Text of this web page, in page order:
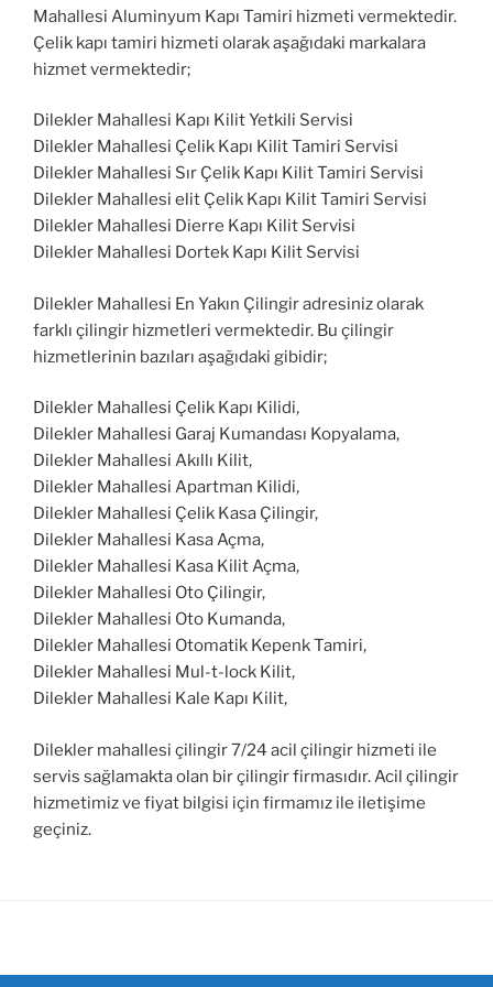
Mahallesi Aluminyum Kapı Tamiri hizmeti vermektedir.
Çelik kapı tamiri hizmeti olarak aşağıdaki markalara
hizmet vermektedir;
Dilekler Mahallesi Kapı Kilit Yetkili Servisi
Dilekler Mahallesi Çelik Kapı Kilit Tamiri Servisi
Dilekler Mahallesi Sır Çelik Kapı Kilit Tamiri Servisi
Dilekler Mahallesi elit Çelik Kapı Kilit Tamiri Servisi
Dilekler Mahallesi Dierre Kapı Kilit Servisi
Dilekler Mahallesi Dortek Kapı Kilit Servisi
Dilekler Mahallesi En Yakın Çilingir adresiniz olarak
farklı çilingir hizmetleri vermektedir. Bu çilingir
hizmetlerinin bazıları aşağıdaki gibidir;
Dilekler Mahallesi Çelik Kapı Kilidi,
Dilekler Mahallesi Garaj Kumandası Kopyalama,
Dilekler Mahallesi Akıllı Kilit,
Dilekler Mahallesi Apartman Kilidi,
Dilekler Mahallesi Çelik Kasa Çilingir,
Dilekler Mahallesi Kasa Açma,
Dilekler Mahallesi Kasa Kilit Açma,
Dilekler Mahallesi Oto Çilingir,
Dilekler Mahallesi Oto Kumanda,
Dilekler Mahallesi Otomatik Kepenk Tamiri,
Dilekler Mahallesi Mul-t-lock Kilit,
Dilekler Mahallesi Kale Kapı Kilit,
Dilekler mahallesi çilingir 7/24 acil çilingir hizmeti ile
servis sağlamakta olan bir çilingir firmasıdır. Acil çilingir
hizmetimiz ve fiyat bilgisi için firmamız ile iletişime
geçiniz.